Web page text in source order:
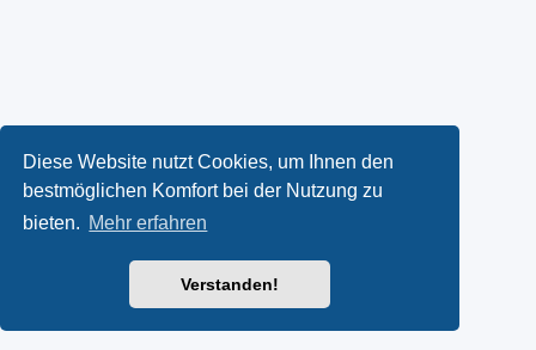
Diese Website nutzt Cookies, um Ihnen den
bestmöglichen Komfort bei der Nutzung zu
bieten. Mehr erfahren
Verstanden!